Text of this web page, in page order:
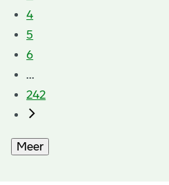
4
5
6
...
242
Meer